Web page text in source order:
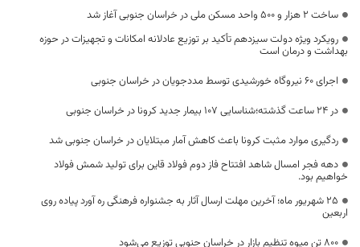
ساخت ۲ هزار و ۵۰۰ واحد مسکن ملی در خراسان جنوبی آغاز شد
رویکرد ویژه دولت سیزدهم تأکید بر توزیع عادلانه امکانات و تجهیزات در حوزه
بهداشت و درمان است
اجرای ۶۰ نیروگاه خورشیدی توسط مددجویان در خراسان جنوبی
در 24 ساعت گذشته؛شناسایی ۱۰۷ بیمار جدید کرونا در خراسان جنوبی
ردگیری موارد مثبت کرونا باعث کاهش آمار مبتلایان در خراسان جنوبی شد
دهه فجر امسال شاهد افتتاح فاز دوم فولاد قاین برای تولید شمش فولاد
خواهیم بود.
۲۵ شهریور ماه؛ آخرین مهلت ارسال آثار به جشنواره فرهنگی ره آورد پیاده روی
اربعین
۸۰۰ تن میوه تنظیم بازار در خراسان جنوبی توزیع می‌شود